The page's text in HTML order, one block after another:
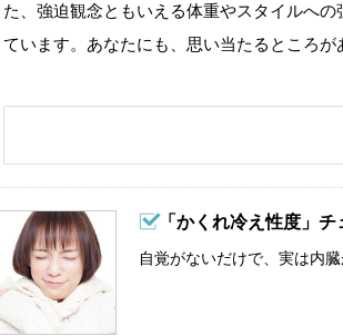
た、強迫観念ともいえる体重やスタイルへ
ています。あなたにも、思い当たるところが
「かくれ冷え性度」チ
自覚がないだけで、実は内臓